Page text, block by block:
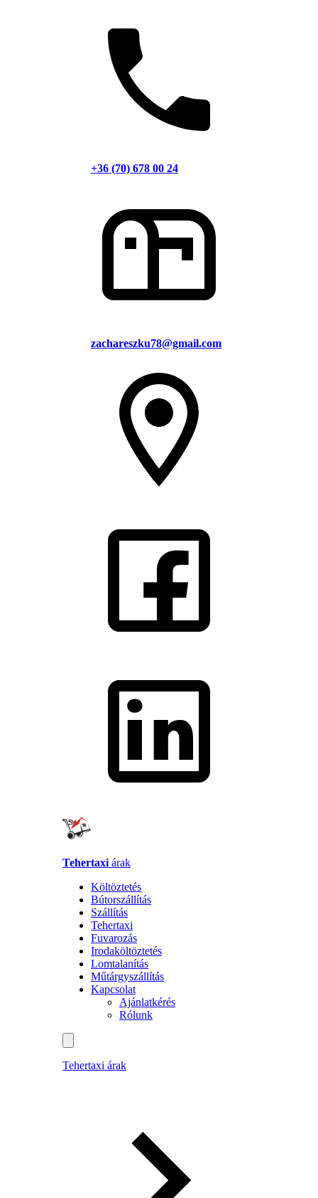
+36 (70) 678 00 24
zachareszku78@gmail.com
Tehertaxi árak
Költöztetés
Bútorszállítás
Szállítás
Tehertaxi
Fuvarozás
Irodaköltöztetés
Lomtalanítás
Műtárgyszállítás
Kapcsolat
Ajánlatkérés
Rólunk
Tehertaxi árak